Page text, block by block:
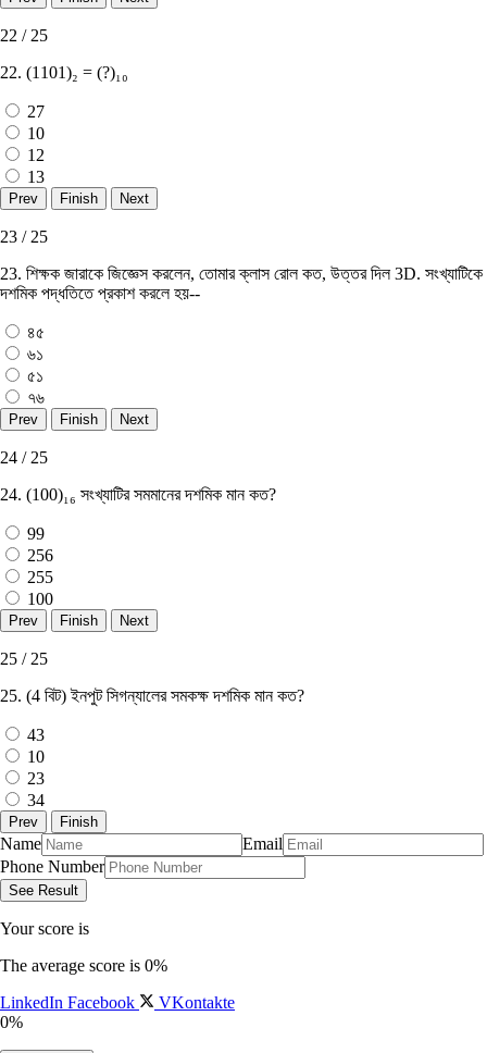
22 / 25
22. (1101)₂ = (?)₁₀
27
10
12
13
23 / 25
23. শিক্ষক জারাকে জিজ্ঞেস করলেন, তােমার ক্লাস রােল কত, উত্তর দিল 3D. সংখ্যাটিকে
দশমিক পদ্ধতিতে প্রকাশ করলে হয়--
৪৫
৬১
৫১
৭৬
24 / 25
24. (100)₁₆ সংখ্যাটির সমমানের দশমিক মান কত?
99
256
255
100
25 / 25
25. (4 বিট) ইনপুট সিগন্যালের সমকক্ষ দশমিক মান কত?
43
10
23
34
Name
Email
Phone Number
Your score is
The average score is 0%
LinkedIn Facebook
VKontakte
0%